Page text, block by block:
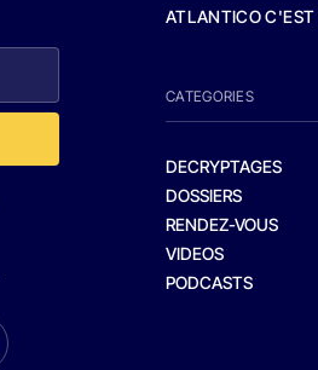
ATLANTICO
CATEGORIES
DECRYPTAGES
DOSSIERS
RENDEZ-VOUS
VIDEOS
PODCASTS